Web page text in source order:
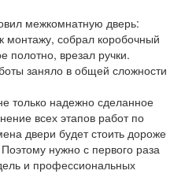
межкомнатную дверь:
монтажу, собрал коробочный
полотно, врезал ручки.
заняло в общей сложности
только надежно сделанное
всех этапов работ по
двери будет стоить дороже
нужно с первого раза
и профессиональных